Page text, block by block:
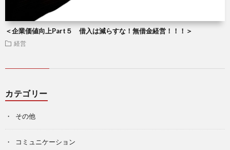
＜企業価値向上Part５ 借入は減らすな！無借金経営！！！＞
経営
カテゴリー
その他
コミュニケーション